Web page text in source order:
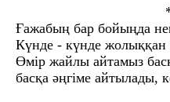
Ғажабың бар бойыңда
Күнде - күнде
Өмір жайлы айтамыз
басқа әңгіме айтылады,